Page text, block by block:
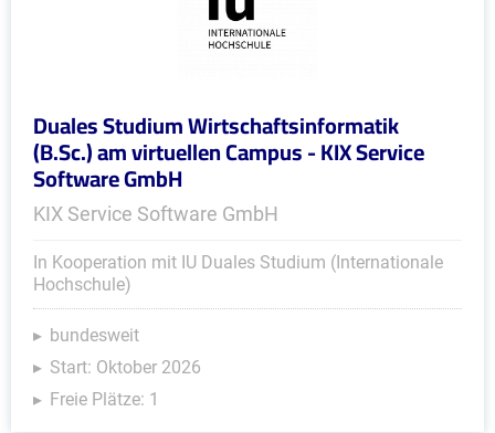
Duales Studium Wirtschaftsinformatik
(B.Sc.) am virtuellen Campus - KIX Service
Software GmbH
KIX Service Software GmbH
In Kooperation mit IU Duales Studium (Internationale
Hochschule)
bundesweit
Start: Oktober 2026
Freie Plätze: 1